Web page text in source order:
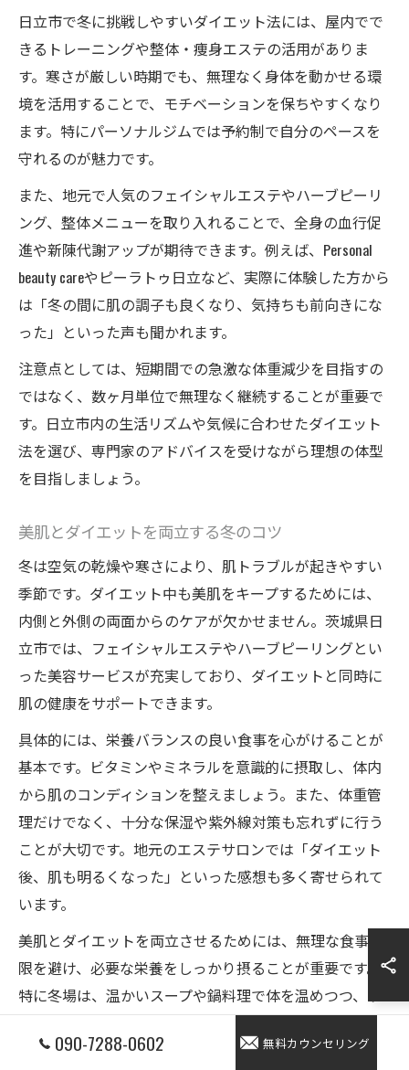
日立市で冬に挑戦しやすいダイエット法には、屋内でで
きるトレーニングや整体・痩身エステの活用がありま
す。寒さが厳しい時期でも、無理なく身体を動かせる環
境を活用することで、モチベーションを保ちやすくなり
ます。特にパーソナルジムでは予約制で自分のペースを
守れるのが魅力です。
また、地元で人気のフェイシャルエステやハーブピーリ
ング、整体メニューを取り入れることで、全身の血行促
進や新陳代謝アップが期待できます。例えば、Personal
beauty careやピーラトゥ日立など、実際に体験した方から
は「冬の間に肌の調子も良くなり、気持ちも前向きにな
った」といった声も聞かれます。
注意点としては、短期間での急激な体重減少を目指すの
ではなく、数ヶ月単位で無理なく継続することが重要で
す。日立市内の生活リズムや気候に合わせたダイエット
法を選び、専門家のアドバイスを受けながら理想の体型
を目指しましょう。
美肌とダイエットを両立する冬のコツ
冬は空気の乾燥や寒さにより、肌トラブルが起きやすい
季節です。ダイエット中も美肌をキープするためには、
内側と外側の両面からのケアが欠かせません。茨城県日
立市では、フェイシャルエステやハーブピーリングとい
った美容サービスが充実しており、ダイエットと同時に
肌の健康をサポートできます。
具体的には、栄養バランスの良い食事を心がけることが
基本です。ビタミンやミネラルを意識的に摂取し、体内
から肌のコンディションを整えましょう。また、体重管
理だけでなく、十分な保湿や紫外線対策も忘れずに行う
ことが大切です。地元のエステサロンでは「ダイエット
後、肌も明るくなった」といった感想も多く寄せられて
います。
美肌とダイエットを両立させるためには、無理な食事制
限を避け、必要な栄養をしっかり摂ることが重要です。
特に冬場は、温かいスープや鍋料理で体を温めつつ、ゆ
日立市の環境を活かし、健康的で美しい身体づくりを目
090-7288-0602 無料カウンセリング